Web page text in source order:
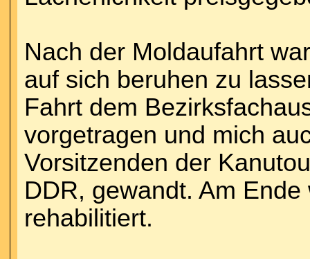
Nach der Moldaufahrt
auf sich beruhen zu
Fahrt dem
vorgetragen und mich
Vorsitzenden der
DDR, gewandt. Am
rehabilitiert.